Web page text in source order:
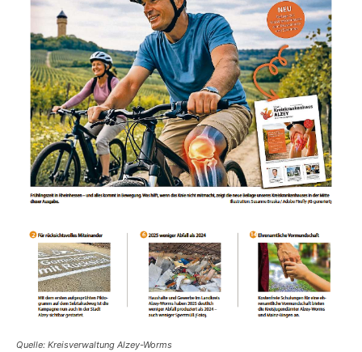
Quelle: Kreisverwaltung Alzey-Worms